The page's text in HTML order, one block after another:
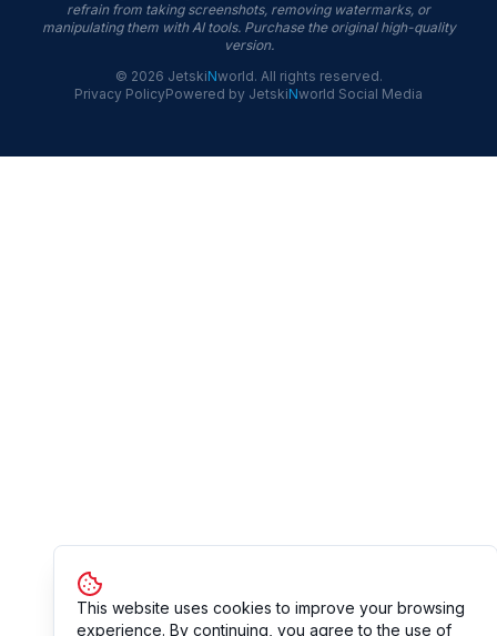
refrain from taking screenshots, removing watermarks, or
manipulating them with AI tools. Purchase the original high-quality
version.
© 2026 JetskiNworld. All rights reserved.
Privacy PolicyPowered by JetskiNworld Social Media
This website uses cookies to improve your browsing
experience. By continuing, you agree to the use of